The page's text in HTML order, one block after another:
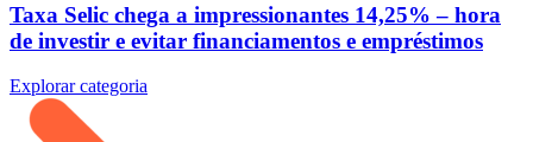
Taxa Selic chega a impressionantes 14,25% – hora
de investir e evitar financiamentos e empréstimos
Explorar categoria